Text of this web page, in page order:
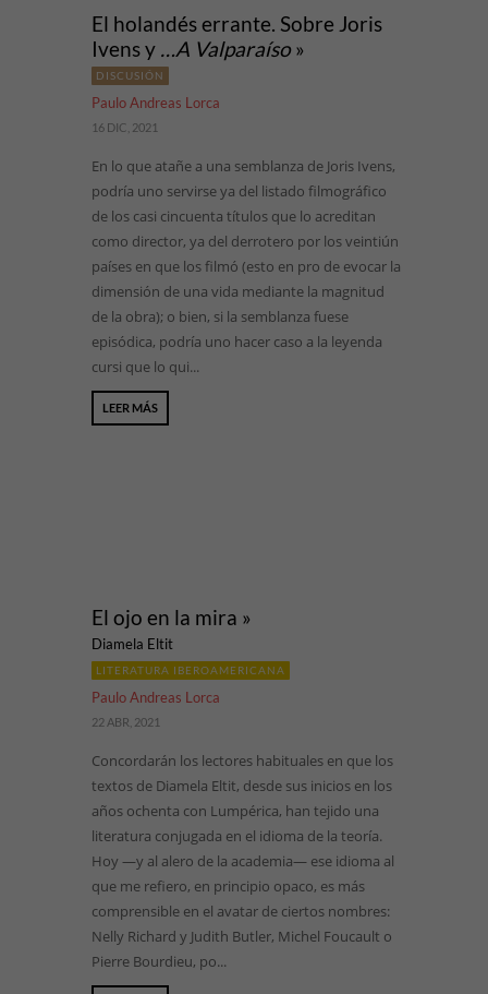
El holandés errante. Sobre Joris
Ivens y …A Valparaíso»
DISCUSIÓN
Paulo Andreas Lorca
16 DIC, 2021
En lo que atañe a una semblanza de Joris Ivens,
podría uno servirse ya del listado filmográfico
de los casi cincuenta títulos que lo acreditan
como director, ya del derrotero por los veintiún
países en que los filmó (esto en pro de evocar la
dimensión de una vida mediante la magnitud
de la obra); o bien, si la semblanza fuese
episódica, podría uno hacer caso a la leyenda
cursi que lo qui...
LEER MÁS
El ojo en la mira »
Diamela Eltit
LITERATURA IBEROAMERICANA
Paulo Andreas Lorca
22 ABR, 2021
Concordarán los lectores habituales en que los
textos de Diamela Eltit, desde sus inicios en los
años ochenta con Lumpérica, han tejido una
literatura conjugada en el idioma de la teoría.
Hoy —y al alero de la academia— ese idioma al
que me refiero, en principio opaco, es más
comprensible en el avatar de ciertos nombres:
Nelly Richard y Judith Butler, Michel Foucault o
Pierre Bourdieu, po...